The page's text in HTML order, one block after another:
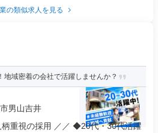
の類似求人を見る
地域密着の会社で活躍しませんか？
男山吉井
重視の採用 ／／ ◆20代・30代活躍